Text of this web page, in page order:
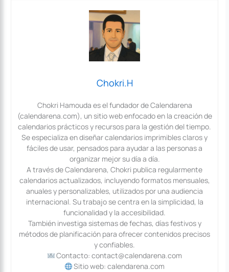
Chokri.H
Chokri Hamouda es el fundador de Calendarena
(calendarena.com), un sitio web enfocado en la creación de
calendarios prácticos y recursos para la gestión del tiempo.
Se especializa en diseñar calendarios imprimibles claros y
fáciles de usar, pensados para ayudar a las personas a
organizar mejor su día a día.
A través de Calendarena, Chokri publica regularmente
calendarios actualizados, incluyendo formatos mensuales,
anuales y personalizables, utilizados por una audiencia
internacional. Su trabajo se centra en la simplicidad, la
funcionalidad y la accesibilidad.
También investiga sistemas de fechas, días festivos y
métodos de planificación para ofrecer contenidos precisos
y confiables.
Contacto: contact@calendarena.com
Sitio web: calendarena.com